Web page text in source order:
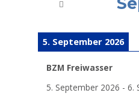
5. September 2026
BZM Freiwasser
5. September 2026 -6.